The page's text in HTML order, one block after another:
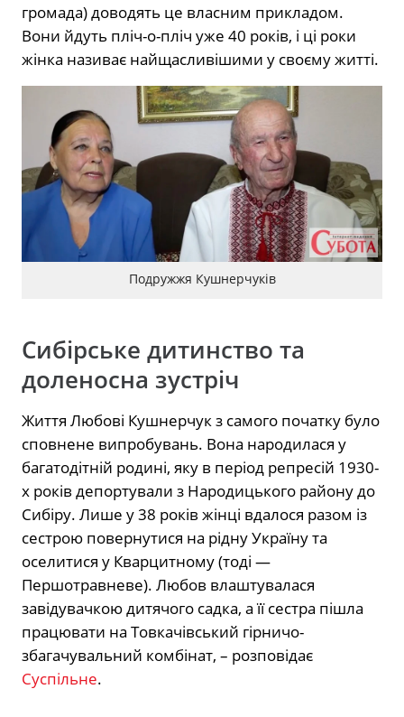
громада) доводять це власним прикладом.
Вони йдуть пліч-о-пліч уже 40 років, і ці роки
жінка називає найщасливішими у своєму житті.
Подружжя Кушнерчуків
Сибірське дитинство та
доленосна зустріч
Життя Любові Кушнерчук з самого початку було
сповнене випробувань. Вона народилася у
багатодітній родині, яку в період репресій 1930-
х років депортували з Народицького району до
Сибіру. Лише у 38 років жінці вдалося разом із
сестрою повернутися на рідну Україну та
оселитися у Кварцитному (тоді —
Першотравневе). Любов влаштувалася
завідувачкою дитячого садка, а її сестра пішла
працювати на Товкачівський гірничо-
збагачувальний комбінат, – розповідає
Суспільне.